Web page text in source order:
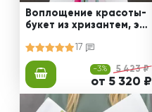
Воплощение красоты-
букет из хризантем, эус
17
-3% 5 423 ₽
от 5 320 ₽